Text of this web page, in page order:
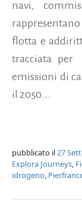
navi,
flotta e
tracciata per
emissioni di
il 2050...
pubblicato il27
Explora Journeys,
idrogeno,